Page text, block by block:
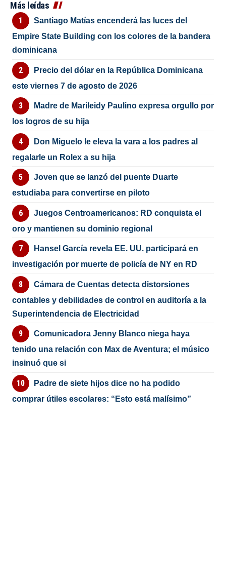
Más leídas
Santiago Matías encenderá las luces del
Empire State Building con los colores de la bandera
dominicana
Precio del dólar en la República Dominicana
este viernes 7 de agosto de 2026
Madre de Marileidy Paulino expresa orgullo por
los logros de su hija
Don Miguelo le eleva la vara a los padres al
regalarle un Rolex a su hija
Joven que se lanzó del puente Duarte
estudiaba para convertirse en piloto
Juegos Centroamericanos: RD conquista el
oro y mantienen su dominio regional
Hansel García revela EE. UU. participará en
investigación por muerte de policía de NY en RD
Cámara de Cuentas detecta distorsiones
contables y debilidades de control en auditoría a la
Superintendencia de Electricidad
Comunicadora Jenny Blanco niega haya
tenido una relación con Max de Aventura; el músico
insinuó que si
Padre de siete hijos dice no ha podido
comprar útiles escolares: “Esto está malísimo”